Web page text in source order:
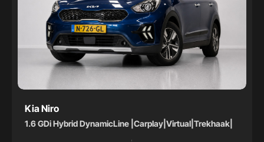
Kia Niro
1.6 GDi Hybrid DynamicLine |Carplay|Virtual|Trekhaak|